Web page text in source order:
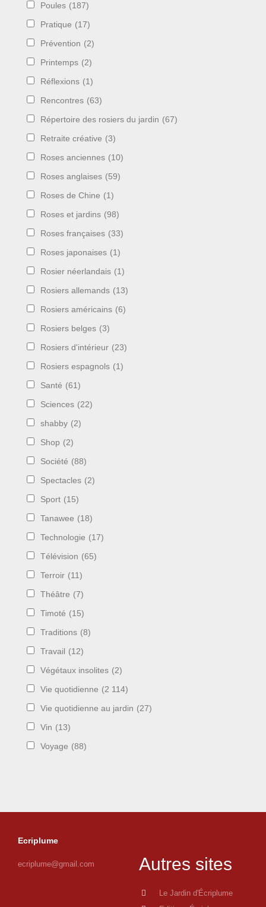
Poules (187)
Pratique (17)
Prévention (2)
Printemps (2)
Réflexions (1)
Rencontres (63)
Répertoire des rosiers du jardin (67)
Retraite créative (3)
Roses anciennes (10)
Roses anglaises (59)
Roses de Chine (1)
Roses et jardins (98)
Roses françaises (33)
Roses japonaises (1)
Rosier néerlandais (1)
Rosiers allemands (13)
Rosiers américains (6)
Rosiers belges (3)
Rosiers d'intérieur (23)
Rosiers espagnols (1)
Santé (61)
Sciences (22)
shabby (2)
Shop (2)
Société (88)
Spectacles (2)
Sport (15)
Tanawee (18)
Technologie (17)
Télévision (65)
Terroir (11)
Théâtre (7)
Timoté (15)
Traditions (8)
Travail (12)
Végétaux insolites (2)
Vie quotidienne (2 114)
Vie quotidienne au jardin (27)
Vin (13)
Voyage (88)
Ecriplume
ecriplume@gmail.com Autres sites
Le Jardin d'Écriplume